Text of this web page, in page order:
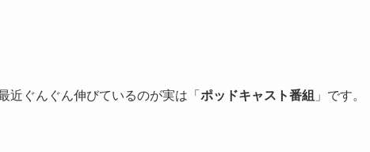
近ぐんぐん伸びているのが実は「 ポッドキャスト番組 」です。